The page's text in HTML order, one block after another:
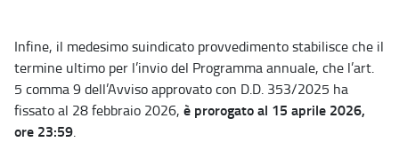
Infine, il medesimo suindicato provvedimento stabilisce che il
termine ultimo per l’invio del Programma annuale, che l’art.
5 comma 9 dell’Avviso approvato con D.D. 353/2025 ha
fissato al 28 febbraio 2026, è prorogato al 15 aprile 2026,
ore 23:59.